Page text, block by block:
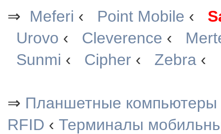
⇒ Meferi ‹ Point Mobile ‹
Urovo ‹ Cleverence ‹
Sunmi ‹ Cipher ‹ Zebra ‹
⇒ Планшетные компьютеры
RFID ‹ Терминалы